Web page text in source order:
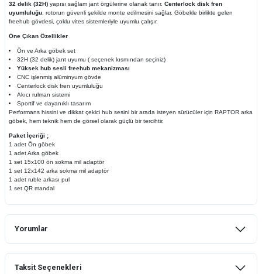
32 delik (32H) yapısı sağlam jant örgülerine olanak tanır. Centerlock disk fren
uyumluluğu , rotorun güvenli şekilde monte edilmesini sağlar. Göbekle birlikte gelen
freehub gövdesi, çoklu vites sistemleriyle uyumlu çalışır.
Öne Çıkan Özellikler
Ön ve Arka göbek set
32H (32 delik) jant uyumu ( seçenek kısmından seçiniz)
Yüksek hub sesli freehub mekanizması
CNC işlenmiş alüminyum gövde
Centerlock disk fren uyumluluğu
Akıcı rulman sistemi
Sportif ve dayanıklı tasarım
Performans hissini ve dikkat çekici hub sesini bir arada isteyen sürücüler için RAPTOR arka
göbek, hem teknik hem de görsel olarak güçlü bir tercihtir.
Paket İçeriği ;
1 adet Ön göbek
1 adet Arka göbek
1 set 15x100 ön sokma mil adaptör
1 set 12x142 arka sokma mil adaptör
1 adet ruble arkası pul
1 set QR mandal
Yorumlar
Taksit Seçenekleri